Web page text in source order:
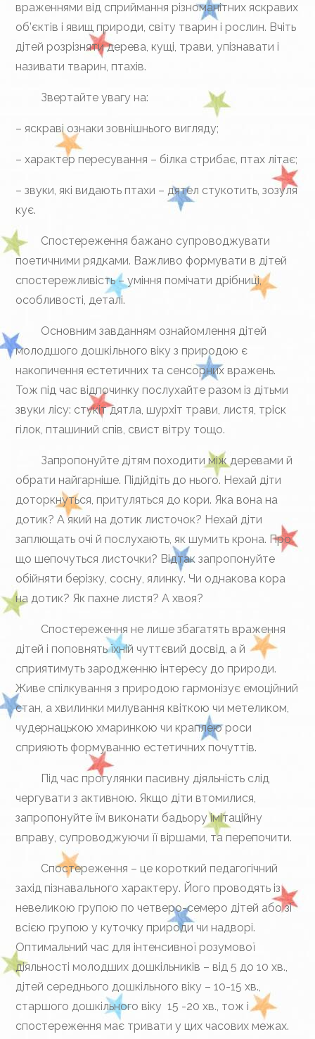
враженнями від сприймання різноманітних яскравих
об’єктів і явищ природи, світу тварин і рослин. Вчіть
дітей розрізняти дерева, кущі, трави, упізнавати і
називати тварин, птахів.
Звертайте увагу на:
– яскраві ознаки зовнішнього вигляду;
– характер пересування – білка стрибає, птах літає;
– звуки, які видають птахи – дятел стукотить, зозуля
кує.
Спостереження бажано супроводжувати
поетичними рядками. Важливо формувати в дітей
спостережливість – уміння помічати дрібниці,
особливості, деталі.
Основним завданням ознайомлення дітей
молодшого дошкільного віку з природою є
накопичення естетичних та сенсорних вражень.
Тож під час відпочинку послухайте разом із дітьми
звуки лісу: стукіт дятла, шурхіт трави, листя, тріск
гілок, пташиний спів, свист вітру тощо.
Запропонуйте дітям походити між деревами й
обрати найгарніше. Підійдіть до нього. Нехай діти
доторкнуться, притуляться до кори. Яка вона на
дотик? А який на дотик листочок? Нехай діти
заплющать очі й послухають, як шумить крона. Про
що шепочуться листочки? Відтак запропонуйте
обійняти берізку, сосну, ялинку. Чи однакова кора
на дотик? Як пахне листя? А хвоя?
Спостереження не лише збагатять враження
дітей і поповнять їхній чуттєвий досвід, а й
сприятимуть зародженню інтересу до природи.
Живе спілкування з природою гармонізує емоційний
стан, а хвилинки милування квіткою чи метеликом,
чудернацькою хмаринкою чи краплею роси
сприяють формуванню естетичних почуттів.
Під час прогулянки пасивну діяльність слід
чергувати з активною. Якщо діти втомилися,
запропонуйте їм виконати бадьору імітаційну
вправу, супроводжуючи її віршами, та перепочити.
Спостереження – це короткий педагогічний
захід пізнавального характеру. Його проводять із
невеликою групою по четверо-семеро дітей або зі
всією групою у куточку природи чи надворі.
Оптимальний час для інтенсивної розумової
діяльності молодших дошкільників – від 5 до 10 хв.,
дітей середнього дошкільного віку – 10-15 хв.,
старшого дошкільного віку 15 -20 хв., тож і
спостереження має тривати у цих часових межах.